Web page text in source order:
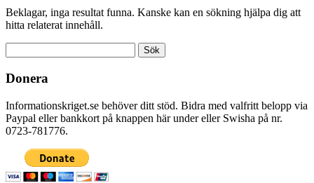
Beklagar, inga resultat funna. Kanske kan en sökning hjälpa dig att
hitta relaterat innehåll.
efter:
Donera
Informationskriget.se behöver ditt stöd. Bidra med valfritt belopp via
Paypal eller bankkort på knappen här under eller Swisha på nr.
0723-781776.